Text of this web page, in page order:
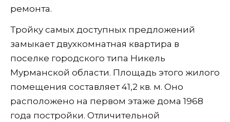
ремонта.
Тройку самых доступных предложений
замыкает двухкомнатная квартира в
поселке городского типа Никель
Мурманской области. Площадь этого жилого
помещения составляет 41,2 кв. м. Оно
расположено на первом этаже дома 1968
года постройки. Отличительной